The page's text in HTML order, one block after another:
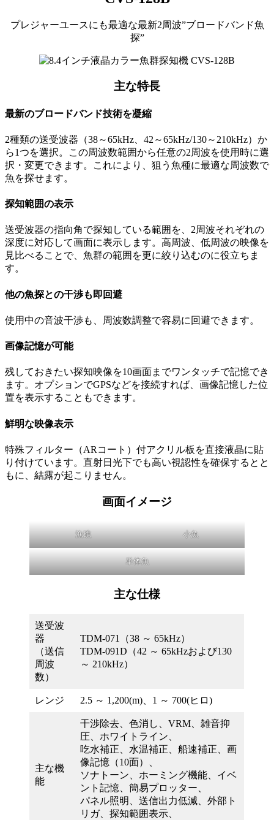
プレジャーユースにも最適な最新2周波”ブロードバンド魚
探”
主な特長
最新のブロードバンド技術を凝縮
2種類の送受波器（38～65kHz、42～65kHz/130～210kHz）か
ら1つを選択。この周波数範囲から任意の2周波を使用時に選
択・変更できます。これにより、狙う魚種に最適な周波数で
魚を探せます。
探知範囲の表示
送受波器の指向角で探知している範囲を、2周波それぞれの
深度に対応して画面に表示します。高周波、低周波の映像を
見比べることで、魚群の範囲を更に絞り込むのに役立ちま
す。
他の魚探との干渉も即回避
使用中の音波干渉も、周波数調整で容易に回避できます。
画像記憶が可能
残しておきたい探知映像を10画面までワンタッチで記憶でき
ます。オプションでGPSなどを接続すれば、画像記憶した位
置を表示することもできます。
鮮明な映像表示
特殊フィルター（ARコート）付アクリル板を直接液晶に貼
り付けています。直射日光下でも高い視認性を確保するとと
もに、結露が起こりません。
画面イメージ
漁礁 小魚
単体魚
主な仕様
送受波
器
（送信
周波
数）
TDM-071（38 ～ 65kHz）
TDM-091D（42 ～ 65kHzおよび130
～ 210kHz）
レンジ 2.5 ～ 1,200(m)、1 ～ 700(ヒロ)
主な機
能
干渉除去、色消し、VRM、雑音抑
圧、ホワイトライン、
吃水補正、水温補正、船速補正、画
像記憶（10面）、
ソナトーン、ホーミング機能、イベ
ント記憶、簡易プロッター、
パネル照明、送信出力低減、外部ト
リガ、探知範囲表示、